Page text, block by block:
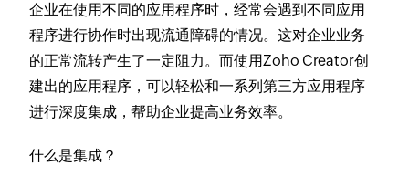
企业在使用不同的应用程序时，经常会遇到不同应用
程序进行协作时出现流通障碍的情况。这对企业业务
的正常流转产生了一定阻力。而使用Zoho Creator创
建出的应用程序，可以轻松和一系列第三方应用程序
进行深度集成，帮助企业提高业务效率。
​什么是集成？